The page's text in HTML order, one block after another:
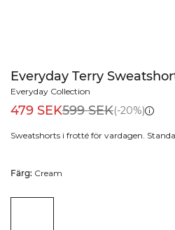
Everyday Terry
Everyday Collection
479 SEK599 SEK(-20%)
Sweatshorts i frotté för vardagen.
Färg: Cream